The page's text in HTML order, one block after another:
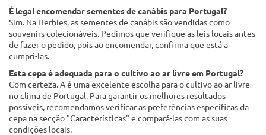
É legal encomendar sementes de canábis para Portugal?
Sim. Na Herbies, as sementes de canábis são vendidas como
souvenirs colecionáveis. Pedimos que verifique as leis locais antes
de fazer o pedido, pois ao encomendar, confirma que está a
cumpri-las.
Esta cepa é adequada para o cultivo ao ar livre em Portugal?
Com certeza. A é uma excelente escolha para o cultivo ao ar livre
no clima de Portugal. Para garantir os melhores resultados
possíveis, recomendamos verificar as preferências específicas da
cepa na secção "Características" e compará-las com as suas
condições locais.